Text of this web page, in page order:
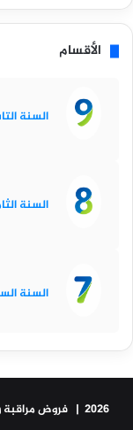
الأقسام
السنة
السنة
السنة
2026 | فروض مراقبة وتأليفية سنة سابعة ثامنة وتاسعة أساسي |